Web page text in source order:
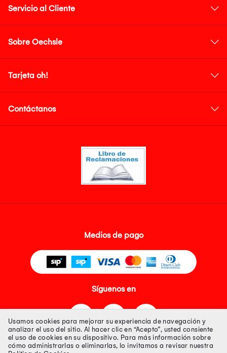
Servicio al Cliente
Sobre Oechsle
Tarjeta oh!
Contáctanos
Medios de pago
Síguenos en
Usamos cookies para mejorar su experiencia de navegación y
analizar el uso del sitio. Al hacer clic en “Acepto”, usted consiente
el uso de cookies en su dispositivo. Para más información sobre
cómo administrarlas o eliminarlas, lo invitamos a revisar nuestra